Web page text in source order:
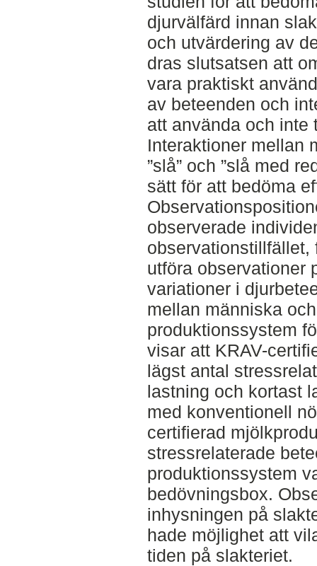
djurvälfärd innan
och utvärdering av
dras slutsatsen att
vara praktiskt
av beteenden och
att använda och inte
Interaktioner mellan
”slå” och ”slå med
sätt för att bedöma
observerade
observationstillfället,
utföra observationer
variationer i
mellan människa
produktionssystem
visar att KRAV-
lägst antal
lastning och kortast
med konventionell
certifierad
stressrelaterade
produktionssystem
bedövningsbox.
inhysningen på
hade möjlighet att
tiden på slakteriet.